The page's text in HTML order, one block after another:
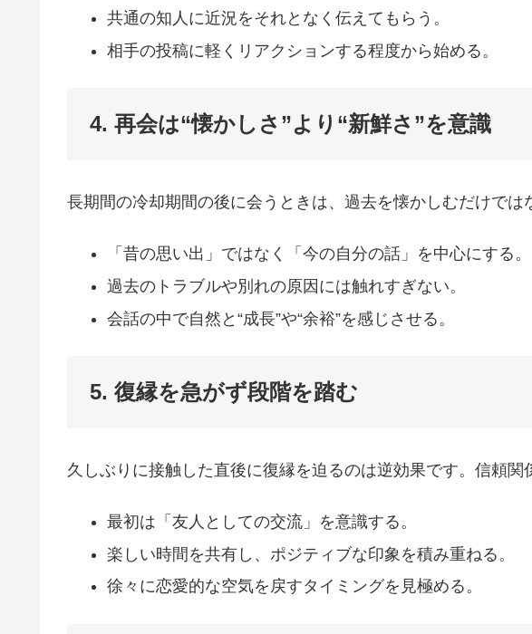
共通の知人に近況をそれとなく伝えてもらう。
相手の投稿に軽くリアクションする程度から始める。
4. 再会は“懐かしさ”より“新鮮さ”を意識
長期間の冷却期間の後に会うときは、過去を懐かしむだけでは
「昔の思い出」ではなく「今の自分の話」を中心にする。
過去のトラブルや別れの原因には触れすぎない。
会話の中で自然と“成長”や“余裕”を感じさせる。
5. 復縁を急がず段階を踏む
久しぶりに接触した直後に復縁を迫るのは逆効果です。信頼関
最初は「友人としての交流」を意識する。
楽しい時間を共有し、ポジティブな印象を積み重ねる。
徐々に恋愛的な空気を戻すタイミングを見極める。